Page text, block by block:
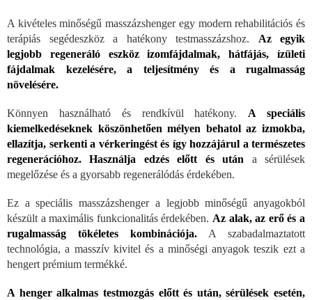
A kivételes minőségű masszázshenger egy modern rehabilitációs és
terápiás segédeszköz a hatékony testmasszázshoz. Az egyik
legjobb regeneráló eszköz izomfájdalmak, hátfájás, ízületi
fájdalmak kezelésére, a teljesítmény és a rugalmasság
növelésére.
Könnyen használható és rendkívül hatékony. A speciális
kiemelkedéseknek köszönhetően mélyen behatol az izmokba,
ellazítja, serkenti a vérkeringést és így hozzájárul a természetes
regenerációhoz. Használja edzés előtt és után a sérülések
megelőzése és a gyorsabb regenerálódás érdekében.
Ez a speciális masszázshenger a legjobb minőségű anyagokból
készült a maximális funkcionalitás érdekében. Az alak, az erő és a
rugalmasság tökéletes kombinációja. A szabadalmaztatott
technológia, a masszív kivitel és a minőségi anyagok teszik ezt a
hengert prémium termékké.
A henger alkalmas testmozgás előtt és után, sérülések esetén,